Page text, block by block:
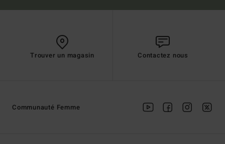
Trouver un magasin Contactez nous
Communauté Femme